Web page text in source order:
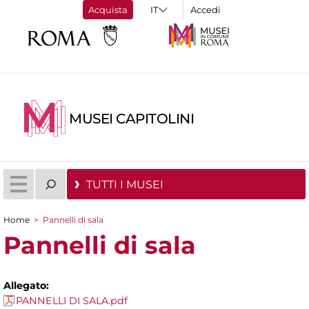
Acquista Accedi
MUSEI CAPITOLINI
TUTTI I MUSEI
Tu sei qui
Home > Pannelli di sala
Pannelli di sala
Allegato:
PANNELLI DI SALA.pdf